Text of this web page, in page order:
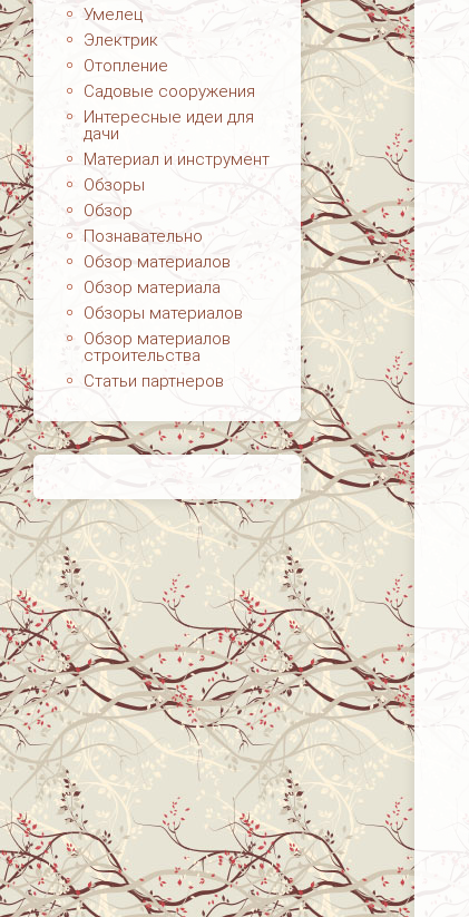
Умелец
Электрик
Отопление
Садовые сооружения
Интересные идеи для
дачи
Материал и инструмент
Обзоры
Обзор
Познавательно
Обзор материалов
Обзор материала
Обзоры материалов
Обзор материалов
строительства
Статьи партнеров